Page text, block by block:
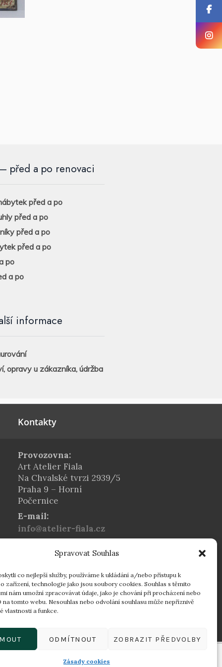
Spravovat Souhlas
co nejlepší služby, používáme k ukládání a/nebo přístupu k
zařízení, technologie jako jsou soubory cookies. Souhlas s těmito
nám umožní zpracovávat údaje, jako je chování při procházení nebo
na tomto webu. Nesouhlas nebo odvolání souhlasu může nepříznivě
vlastnosti a funkce.
ODMÍTNOUT ZOBRAZIT PŘEDVOLBY
Zásady cookies
před a po renovaci
před a po
před a po
před a po
před a po
po
a po
informace
opravy u zákazníka, údržba
Kontakty
Provozovna:
Art Atelier Fiala
Na Chvalské tvrzi 2939/5
Praha 9 – Horní
Počernice
E-mail:
info@atelier-fiala.cz
+420 724 560 203
Provozní doba:
Po–Pá 8:00–16:30
16:30–18:00 dle
individuální domluvy